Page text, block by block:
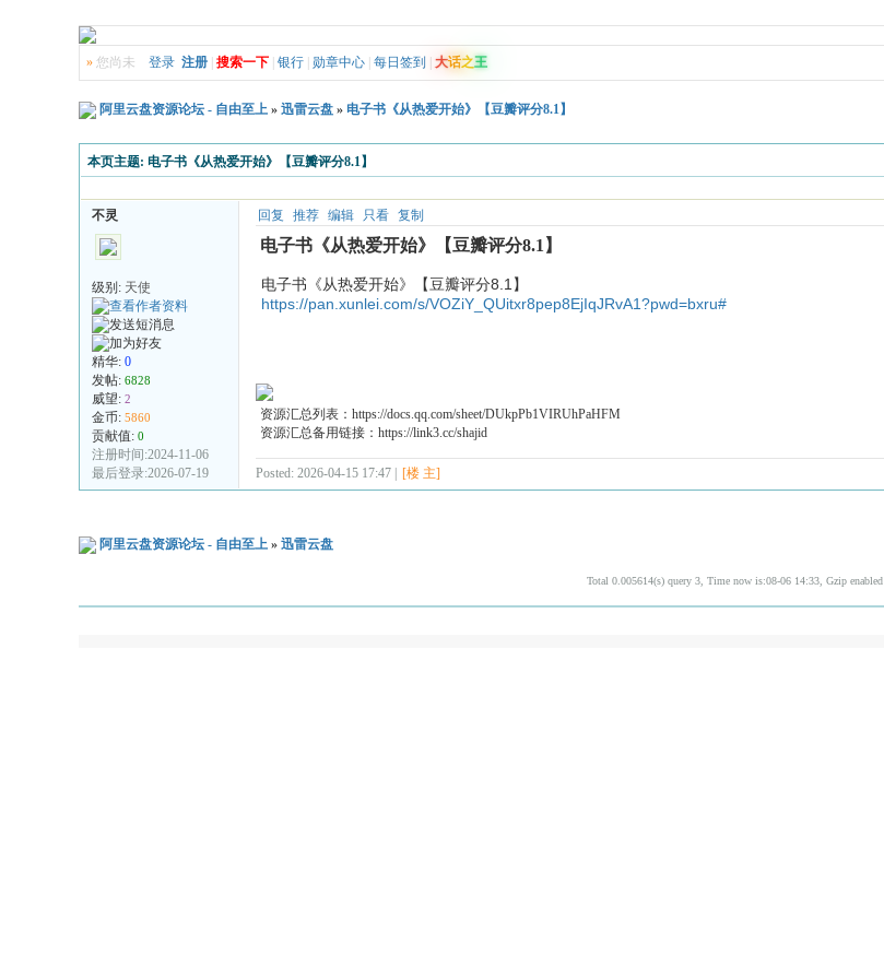
» 您尚未 登录 注册 搜索一下 银行 勋章中心 每日签到 大话之王
阿里云盘资源论坛 - 自由至上 » 迅雷云盘 » 电子书《从热爱开始》【豆瓣评分8.1】
本页主题: 电子书《从热爱开始》【豆瓣评分8.1】
不灵
级别: 天使
精华: 0
发帖: 6828
威望: 2
金币: 5860
贡献值: 0
注册时间:2024-11-06
最后登录:2026-07-19
回复 推荐 编辑 只看 复制
电子书《从热爱开始》【豆瓣评分8.1】
电子书《从热爱开始》【豆瓣评分8.1】
https://pan.xunlei.com/s/VOZiY_QUitxr8pep8EjIqJRvA1?pwd=bxru#
资源汇总列表：https://docs.qq.com/sheet/DUkpPb1VIRUhPaHFM
资源汇总备用链接：https://link3.cc/shajid
Posted: 2026-04-15 17:47 | [楼 主]
阿里云盘资源论坛 - 自由至上 » 迅雷云盘
Total 0.005614(s) query 3, Time now is:08-06 14:33, Gzip enabled